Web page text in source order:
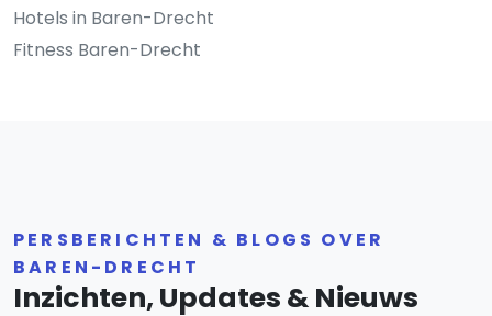
Hotels in Baren-Drecht
Fitness Baren-Drecht
PERSBERICHTEN & BLOGS OVER
BAREN-DRECHT
Inzichten, Updates & Nieuws